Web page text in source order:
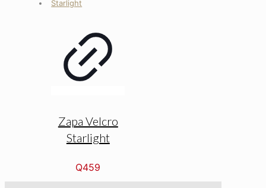
Zapa Velcro
Starlight
Q459